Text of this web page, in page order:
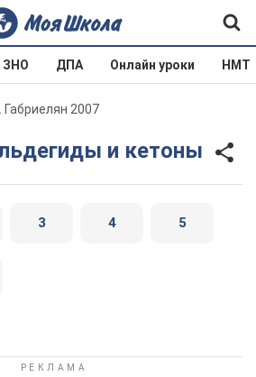
ЗНО ДПА Онлайн уроки НМТ
2007
и кетоны
3 4 5